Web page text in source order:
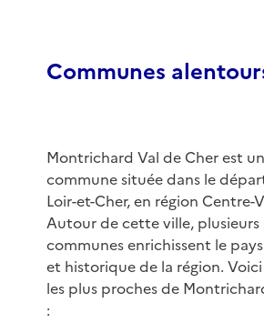
Communes
Montrichard Val de Cher est
commune située dans le
Loir-et-Cher, en région Centre-
Autour de cette ville, plusieurs
communes enrichissent le
et historique de la région.
les plus proches de
: